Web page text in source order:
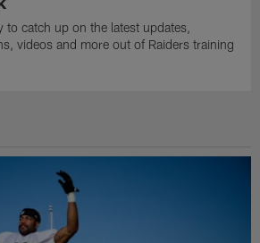
to catch up on the latest updates,
videos and more out of Raiders training